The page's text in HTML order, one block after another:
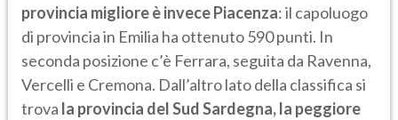
provincia migliore è invece Piacenza: il capoluogo
di provincia in Emilia ha ottenuto 590 punti. In
seconda posizione c’è Ferrara, seguita da Ravenna,
Vercelli e Cremona. Dall’altro lato della classifica si
trova la provincia del Sud Sardegna, la peggiore